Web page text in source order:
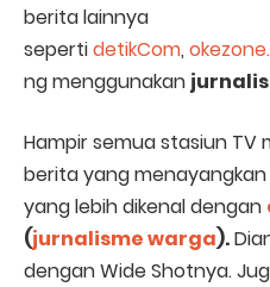
berita lainnya
sepertidetikCom,
ng menggunakan
Hampir semua stasiun TV
berita yang
yang lebih dikenal dengan
(jurnalisme warga).
dengan Wide Shotnya.